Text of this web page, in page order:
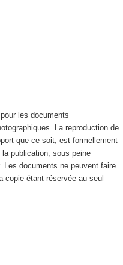
les documents
La reproduction de
que ce soit, est formellement
publication, sous peine
Les documents ne peuvent faire
copie étant réservée au seul